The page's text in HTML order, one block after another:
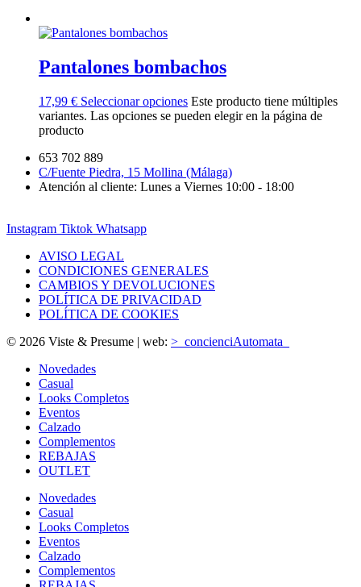
Pantalones bombachos
17,99 € Seleccionar opciones Este producto tiene múltiples
variantes. Las opciones se pueden elegir en la página de
producto
653 702 889
C/Fuente Piedra, 15 Mollina (Málaga)
Atención al cliente: Lunes a Viernes 10:00 - 18:00
Instagram Tiktok Whatsapp
AVISO LEGAL
CONDICIONES GENERALES
CAMBIOS Y DEVOLUCIONES
POLÍTICA DE PRIVACIDAD
POLÍTICA DE COOKIES
© 2026 Viste & Presume | web: >_concienciAutomata_
Novedades
Casual
Looks Completos
Eventos
Calzado
Complementos
REBAJAS
OUTLET
Novedades
Casual
Looks Completos
Eventos
Calzado
Complementos